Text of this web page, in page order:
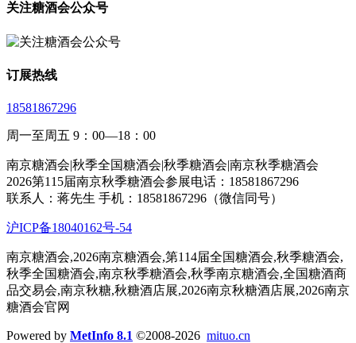
关注糖酒会公众号
订展热线
18581867296
周一至周五 9：00—18：00
南京糖酒会|秋季全国糖酒会|秋季糖酒会|南京秋季糖酒会
2026第115届南京秋季糖酒会参展电话：18581867296
联系人：蒋先生 手机：18581867296（微信同号）
沪ICP备18040162号-54
南京糖酒会,2026南京糖酒会,第114届全国糖酒会,秋季糖酒会,
秋季全国糖酒会,南京秋季糖酒会,秋季南京糖酒会,全国糖酒商
品交易会,南京秋糖,秋糖酒店展,2026南京秋糖酒店展,2026南京
糖酒会官网
Powered by MetInfo 8.1 ©2008-2026 mituo.cn